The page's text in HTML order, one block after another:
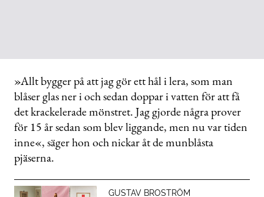
»Allt bygger på att jag gör ett hål i lera, som man
blåser glas ner i och sedan doppar i vatten för att få
det krackelerade mönstret. Jag gjorde några prover
för 15 år sedan som blev liggande, men nu var tiden
inne«, säger hon och nickar åt de munblåsta
pjäserna.
GUSTAV BROSTRÖM